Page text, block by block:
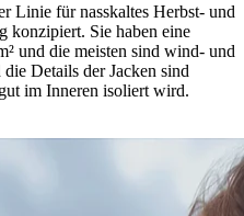
Linie für nasskaltes Herbst- und
konzipiert. Sie haben eine
und die meisten sind wind- und
Details der Jacken sind
im Inneren isoliert wird.